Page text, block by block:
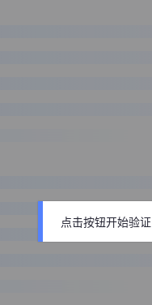
点击按钮开始验证